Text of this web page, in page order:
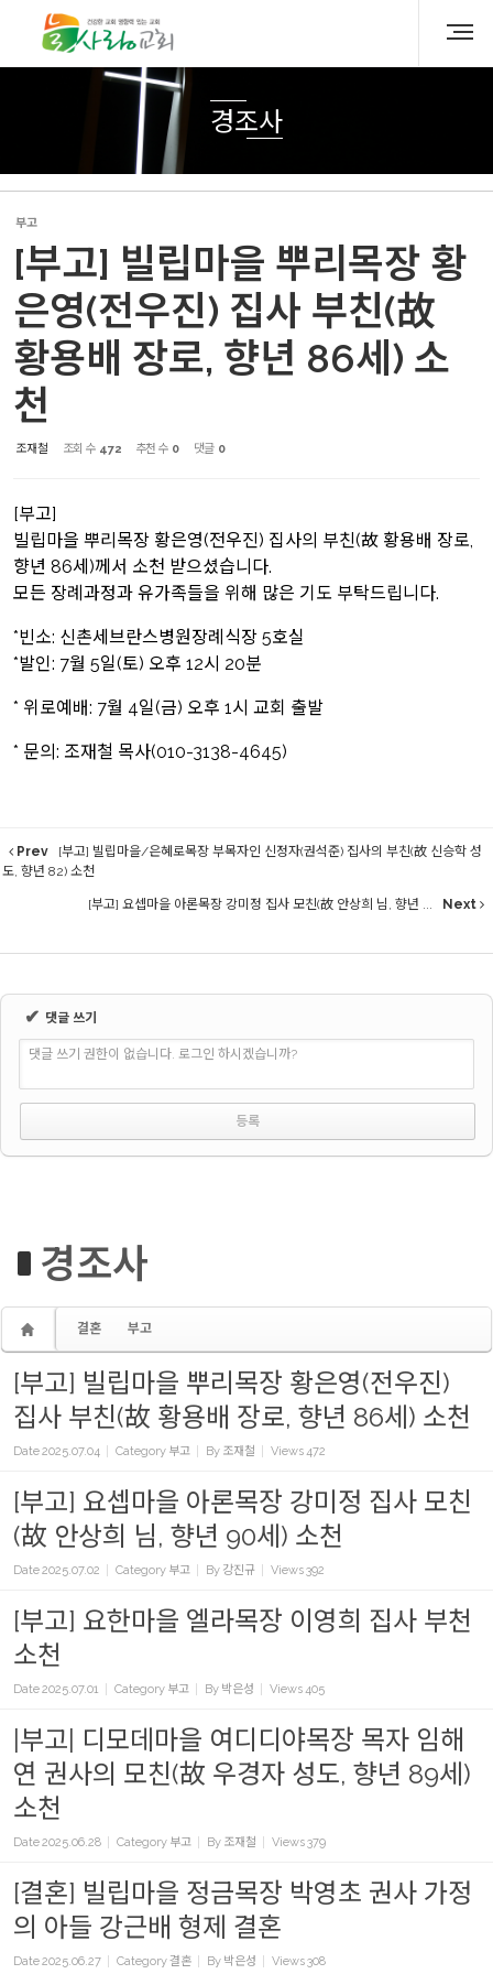
경조사
부고
[부고] 빌립마을 뿌리목장 황
은영(전우진) 집사 부친(故
황용배 장로, 향년 86세) 소
천
조재철 조회 수 472 추천 수 0 댓글 0
[부고]
빌립마을 뿌리목장 황은영(전우진) 집사의 부친(故 황용배 장로,
향년 86세)께서 소천 받으셨습니다.
모든 장례과정과 유가족들을 위해 많은 기도 부탁드립니다.
*빈소: 신촌세브란스병원장례식장 5호실
*발인: 7월 5일(토) 오후 12시 20분
* 위로예배: 7월 4일(금) 오후 1시 교회 출발
* 문의: 조재철 목사(010-3138-4645)
Prev
[부고] 빌립마을/은혜로목장 부목자인 신정자(권석준) 집사의 부친(故 신승학 성
도, 향년 82) 소천
[부고] 요셉마을 아론목장 강미정 집사 모친(故 안상희 님, 향년 ... Next
✔ 댓글 쓰기
댓글 쓰기 권한이 없습니다. 로그인 하시겠습니까?
경조사
결혼 부고
[부고] 빌립마을 뿌리목장 황은영(전우진)
집사 부친(故 황용배 장로, 향년 86세) 소천
Date2025.07.04 Category 부고 By 조재철 Views472
[부고] 요셉마을 아론목장 강미정 집사 모친
(故 안상희 님, 향년 90세) 소천
Date2025.07.02 Category 부고 By 강진규 Views392
[부고] 요한마을 엘라목장 이영희 집사 부천
소천
Date2025.07.01 Category 부고 By 박은성 Views405
|부고| 디모데마을 여디디야목장 목자 임해
연 권사의 모친(故 우경자 성도, 향년 89세)
소천
Date2025.06.28 Category 부고 By 조재철 Views379
[결혼] 빌립마을 정금목장 박영초 권사 가정
의 아들 강근배 형제 결혼
Date2025.06.27 Category결혼 By 박은성 Views308